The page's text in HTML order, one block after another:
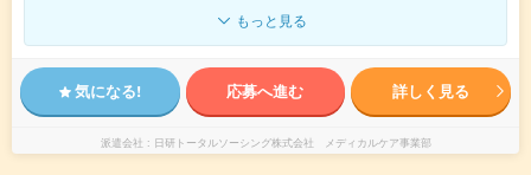
もっと見る
気になる! 応募へ進む 詳しく見る
派遣会社 日研トータルソーシング株式会社 メディカルケア事業部